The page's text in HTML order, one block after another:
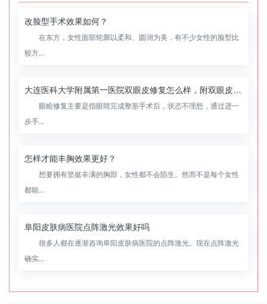
改脸型手术效果如何？
在东方，女性面部轮廓以柔和、圆润为美，有不少女性的脸型比
较方...
大连医科大学附属第一医院双眼皮修复怎么样，附双眼皮修复案例
眼睑修复主要是指眼睛完成整形手术后，状态不理想，通过进一
步手...
怎样才能丰胸效果更好？
想要拥有坚挺丰满的胸部，女性都不会陌生。然而不是每个女性
都能...
阜阳皮肤病医院点阵激光效果好吗
很多人都在逐渐咨询阜阳皮肤病医院的点阵激光。现在点阵激光
确实...